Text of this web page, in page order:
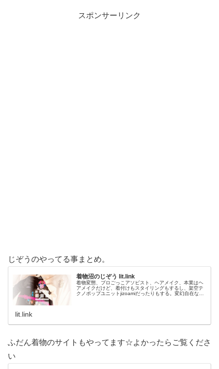
スポンサーリンク
じぞうのやってる事まとめ。
着物沼のじぞう lit.link
着物変態、プロごっこアソビスト、ヘアメイク、本業はヘ
アメイクだけど、着付けもスタイリングもするし、架空テ
クノポップユニットjizoamiだったりもする。変幻自在なた
lit.link
ふだん着物のサイトもやってます☆よかったらご覧くださ
い